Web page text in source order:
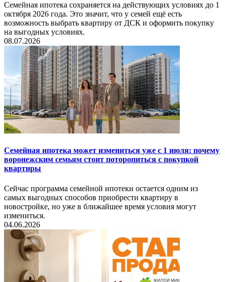
Семейная ипотека сохраняется на действующих условиях до 1
октября 2026 года. Это значит, что у семей ещё есть
возможность выбрать квартиру от ДСК и оформить покупку
на выгодных условиях.
08.07.2026
Семейная ипотека может измениться уже с 1 июля: почему
воронежским семьям стоит поторопиться с покупкой
квартиры
Сейчас программа семейной ипотеки остается одним из
самых выгодных способов приобрести квартиру в
новостройке, но уже в ближайшее время условия могут
измениться.
04.06.2026